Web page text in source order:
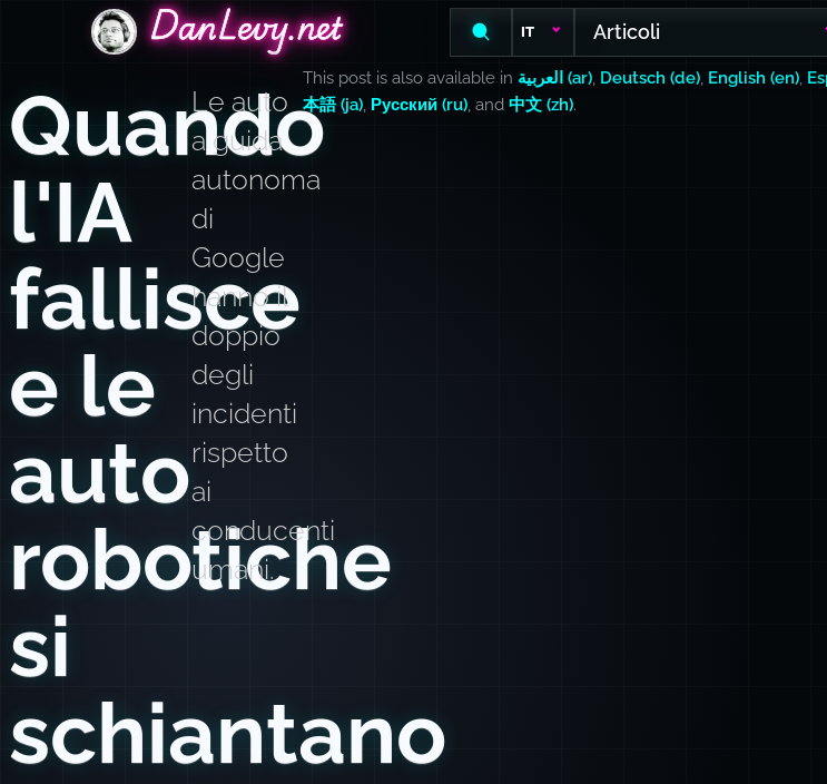
DanLevy.netDanLevy.net
DanLevy.net IT Articoli
Quando
l'IA
fallisce
e le
auto
robotiche
si
schiantano
Le auto
a guida
autonoma
di
Google
hanno il
doppio
degli
incidenti
rispetto
ai
conducenti
umani.
This post is also available in العربية (ar) Deutsch (de) English (en)
本語 (ja) Русский (ru) , and 中文 (zh).